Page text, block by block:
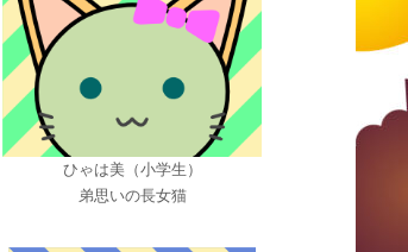
ひゃは美（小学生）
弟思いの長女猫